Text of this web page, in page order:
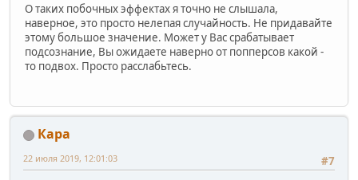
О таких побочных эффектах я точно не слышала,
наверное, это просто нелепая случайность. Не придавайте
этому большое значение. Может у Вас срабатывает
подсознание, Вы ожидаете наверно от попперсов какой -
то подвох. Просто расслабьтесь.
Кара
#7
22 июля 2019, 12:01:03